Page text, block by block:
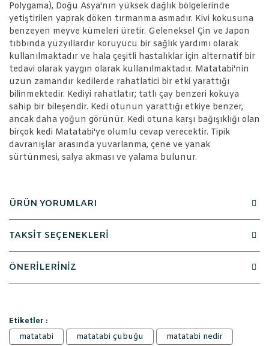
Polygama), Doğu Asya'nın yüksek dağlık bölgelerinde
yetiştirilen yaprak döken tırmanma asmadır. Kivi kokusuna
benzeyen meyve kümeleri üretir. Geleneksel Çin ve Japon
tıbbında yüzyıllardır koruyucu bir sağlık yardımı olarak
kullanılmaktadır ve hala çeşitli hastalıklar için alternatif bir
tedavi olarak yaygın olarak kullanılmaktadır. Matatabi'nin
uzun zamandır kedilerde rahatlatici bir etki yarattığı
bilinmektedir. Kediyi rahatlatır; tatlı çay benzeri kokuya
sahip bir bileşendir. Kedi otunun yarattığı etkiye benzer,
ancak daha yoğun görünür. Kedi otuna karşı bağışıklığı olan
birçok kedi Matatabi'ye olumlu cevap verecektir. Tipik
davranışlar arasında yuvarlanma, çene ve yanak
sürtünmesi, salya akması ve yalama bulunur.
ÜRÜN YORUMLARI
TAKSİT SEÇENEKLERİ
ÖNERİLERİNİZ
Etiketler :
matatabi
matatabi çubuğu
matatabi nedir